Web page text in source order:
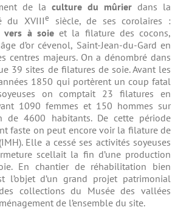
de la culture du mûrier dans la
du XVIIIe
siècle, de ses corolaires :
vers à soieet la filature des cocons,
d’or cévenol, Saint-Jean-du-Gard en
centres majeurs. On a dénombré dans
39 sites de filatures de soie. Avant les
1850 qui portèrent un coup fatal
on comptait 23 filatures en
1090 femmes et 150 hommes sur
de 4600 habitants. De cette période
faste on peut encore voir la filature de
Elle a cessé ses activités soyeuses
scellait la fin d’une production
En chantier de réhabilitation bien
l’objet d’un grand projet patrimonial
collections du Musée des vallées
de l’ensemble du site.